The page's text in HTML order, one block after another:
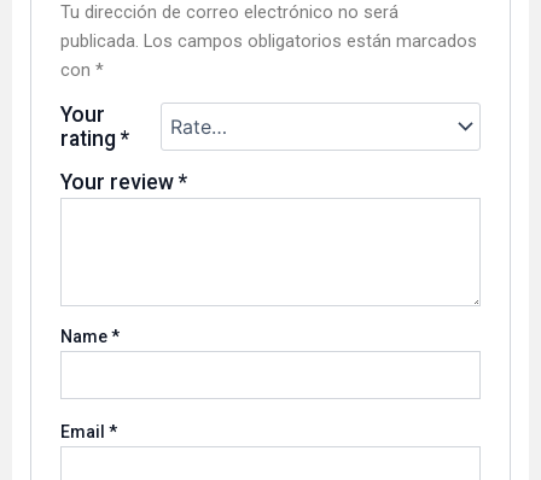
Tu dirección de correo electrónico no será
publicada. Los campos obligatorios están marcados
con*
Your
rating*
Your review*
Name*
Email*